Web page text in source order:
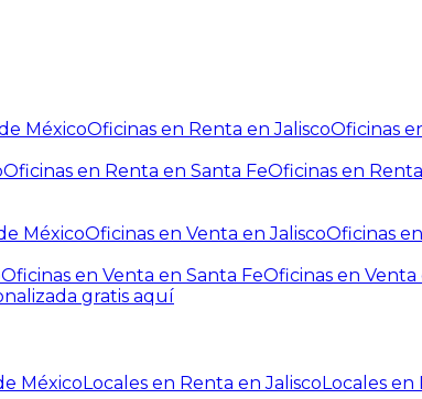
MéxicoOficinas en Renta en JaliscoOficinas
Oficinas en Renta en Santa FeOficinas en
MéxicoOficinas en Venta en JaliscoOficinas
Oficinas en Venta en Santa FeOficinas en
gratis aquí
MéxicoLocales en Renta en JaliscoLocales